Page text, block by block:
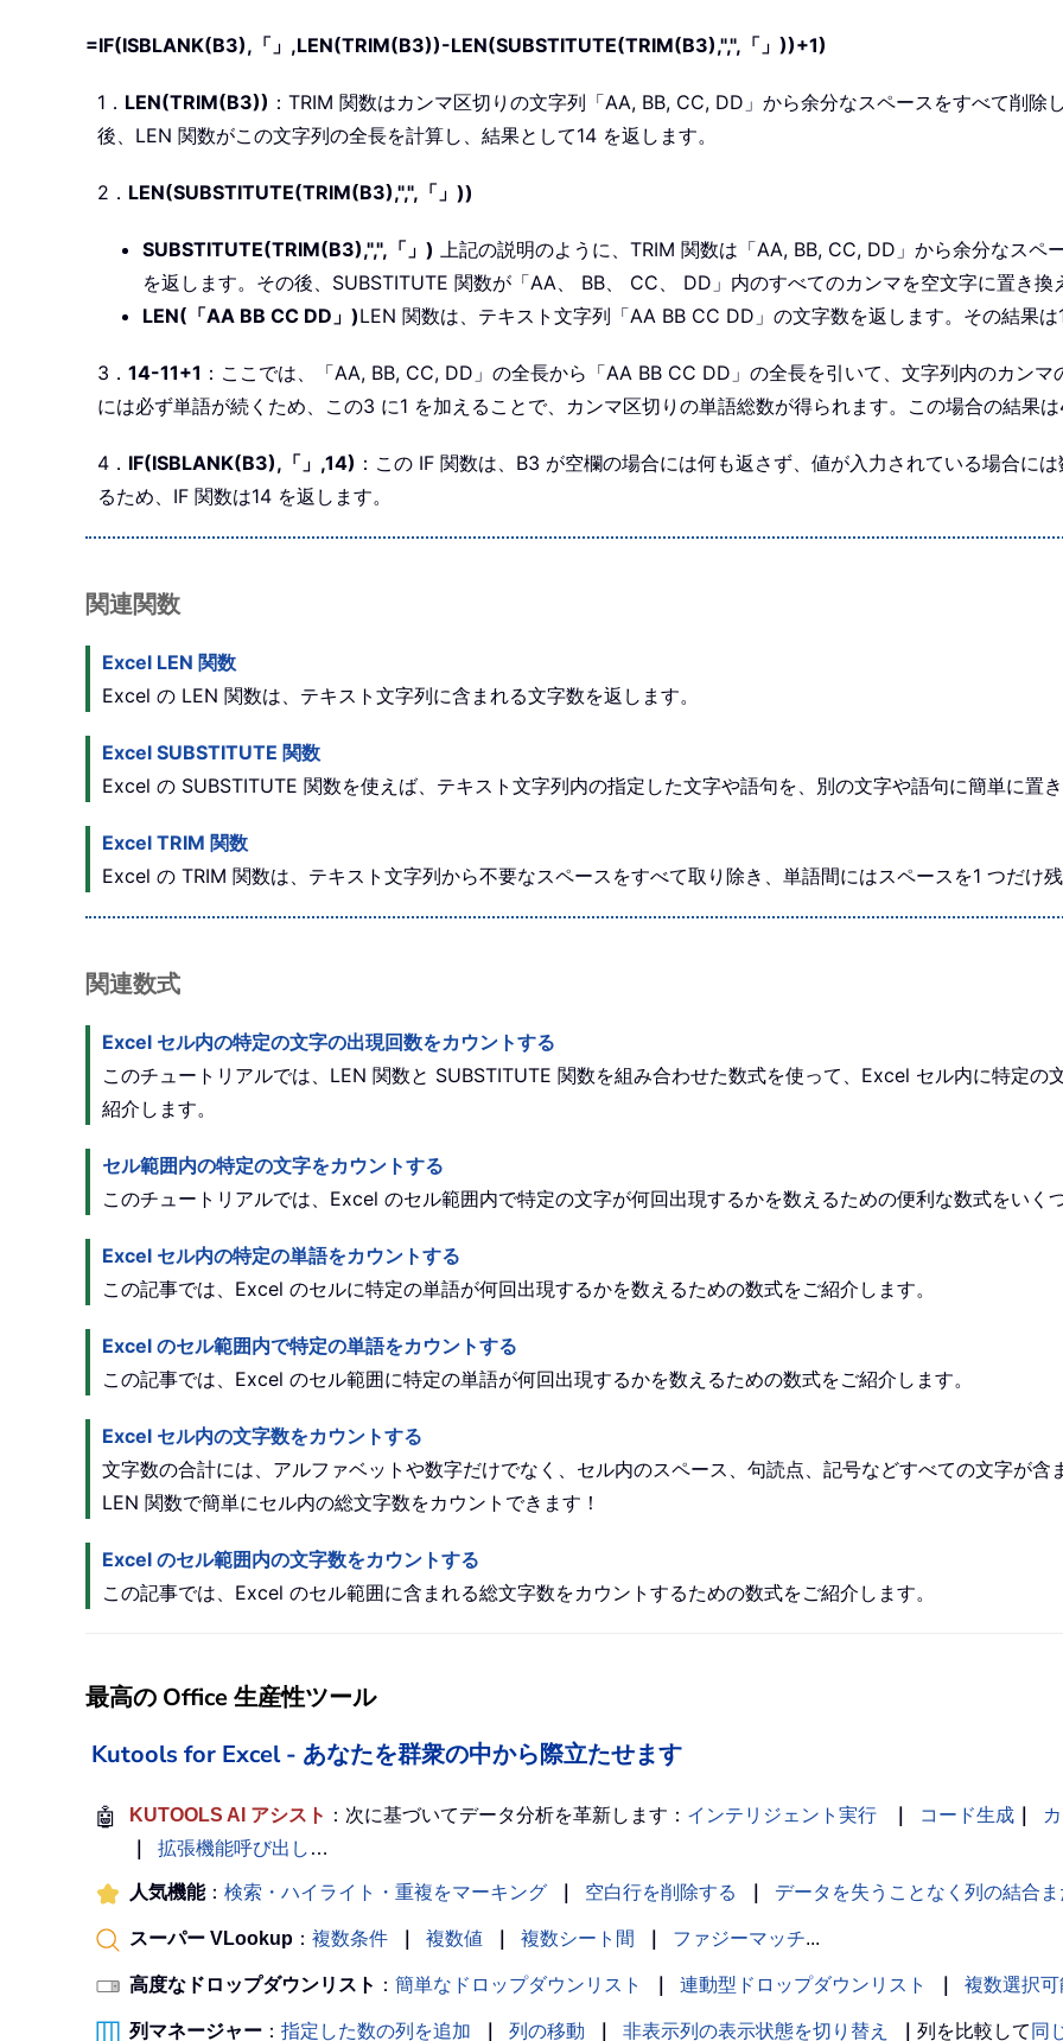
=IF(ISBLANK(B3),「」,LEN(TRIM(B3))-LEN(SUBSTITUTE(TRIM(B3),",",「」))+1)
1． LEN(TRIM(B3)) ：TRIM 関数はカンマ区切りの文字列「AA, BB, CC, DD」から余分なスペースをすべて削
後、LEN 関数がこの文字列の全長を計算し、結果として14 を返します。
2． LEN(SUBSTITUTE(TRIM(B3),",",「」))
SUBSTITUTE(TRIM(B3),",",「」) 上記の説明のように、TRIM 関数は「AA, BB, CC, DD」から余分なス
を返します。その後、SUBSTITUTE 関数が「AA、 BB、 CC、 DD」内のすべてのカンマを空文字に置き
LEN(「AA BB CC DD」)LEN 関数は、テキスト文字列「AA BB CC DD」の文字数を返します。その結果は
3． 14-11+1 ：ここでは、「AA, BB, CC, DD」の全長から「AA BB CC DD」の全長を引いて、文字列内のカン
には必ず単語が続くため、この3 に1 を加えることで、カンマ区切りの単語総数が得られます。この場合の結果
4． IF(ISBLANK(B3),「」,14) ：この IF 関数は、B3 が空欄の場合には何も返さず、値が入力されている場合に
るため、IF 関数は14 を返します。
関連関数
Excel LEN 関数
Excel の LEN 関数は、テキスト文字列に含まれる文字数を返します。
Excel SUBSTITUTE 関数
Excel の SUBSTITUTE 関数を使えば、テキスト文字列内の指定した文字や語句を、別の文字や語句に簡単に置
Excel TRIM 関数
Excel の TRIM 関数は、テキスト文字列から不要なスペースをすべて取り除き、単語間にはスペースを1 つだけ
関連数式
Excel セル内の特定の文字の出現回数をカウントする
このチュートリアルでは、LEN 関数と SUBSTITUTE 関数を組み合わせた数式を使って、Excel セル内に特定
紹介します。
セル範囲内の特定の文字をカウントする
このチュートリアルでは、Excel のセル範囲内で特定の文字が何回出現するかを数えるための便利な数式をいく
Excel セル内の特定の単語をカウントする
この記事では、Excel のセルに特定の単語が何回出現するかを数えるための数式をご紹介します。
Excel のセル範囲内で特定の単語をカウントする
この記事では、Excel のセル範囲に特定の単語が何回出現するかを数えるための数式をご紹介します。
Excel セル内の文字数をカウントする
文字数の合計には、アルファベットや数字だけでなく、セル内のスペース、句読点、記号などすべての文字が
LEN 関数で簡単にセル内の総文字数をカウントできます！
Excel のセル範囲内の文字数をカウントする
この記事では、Excel のセル範囲に含まれる総文字数をカウントするための数式をご紹介します。
最高の Office 生産性ツール
Kutools for Excel - あなたを群衆の中から際立たせます
🤖 KUTOOLS AI アシスト ：次に基づいてデータ分析を革新します： インテリジェント実行 コード生成
拡張機能呼び出し …
人気機能： 検索・ハイライト・重複をマーキング 空白行を削除する データを失うことなく列の結合
スーパー VLookup ： 複数条件 複数値 複数シート間 ファジーマッチ...
高度なドロップダウンリスト ： 簡単なドロップダウンリスト 連動型ドロップダウンリスト 複数選択
列マネージャー ： 指定した数の列を追加 列の移動 非表示列の表示状態を切り替え 列を比較して 同